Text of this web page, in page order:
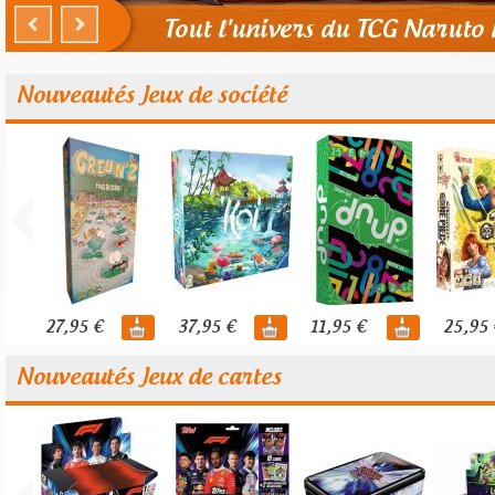
Nouveautés Jeux de société
27,95 € 37,95 € 11,95 € 25,95
Nouveautés Jeux de cartes